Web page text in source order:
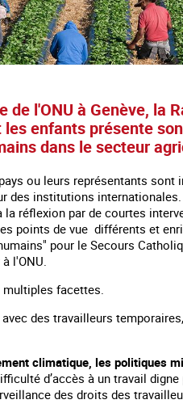
de l'ONU à Genève, la
enfants présente
dans le secteur
ou leurs représentants sont
institutions
réflexion par de courtes
points de vue différents et
pour le Secours
l'ONU.
facettes.
avec des travailleurs
climatique, les politiques
d’accès à un travail
des droits des